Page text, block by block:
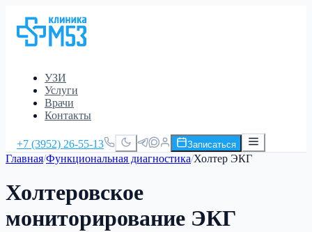
УЗИ
Услуги
Врачи
Контакты
+7 (3952) 26-55-13 Записаться
Главная/Функциональная диагностика/Холтер ЭКГ
Холтеровское
мониторирование ЭКГ